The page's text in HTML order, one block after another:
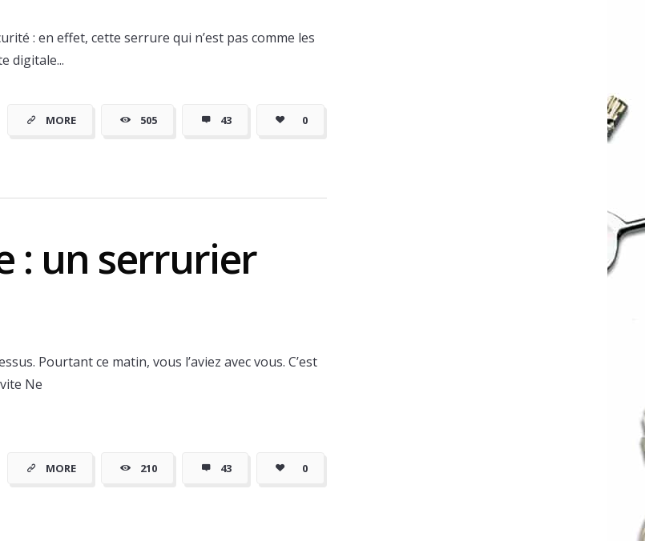
: en effet, cette serrure qui n’est pas comme les
digitale...
MORE 505 43 0
: un serrurier
Pourtant ce matin, vous l’aviez avec vous. C’est
Ne
MORE 210 43 0